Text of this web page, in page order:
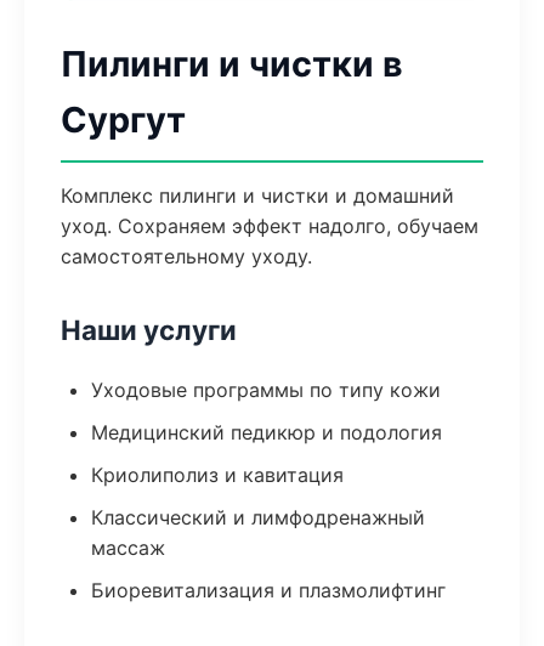
Пилинги и чистки в
Сургут
Комплекс пилинги и чистки и домашний
уход. Сохраняем эффект надолго, обучаем
самостоятельному уходу.
Наши услуги
Уходовые программы по типу кожи
Медицинский педикюр и подология
Криолиполиз и кавитация
Классический и лимфодренажный
массаж
Биоревитализация и плазмолифтинг